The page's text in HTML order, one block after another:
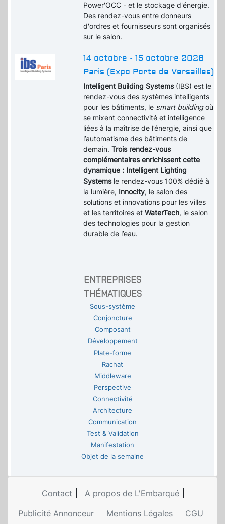
Power'OCC - et le stockage d'énergie.
Des rendez-vous entre donneurs
d'ordres et fournisseurs sont organisés
sur le salon.
14 octobre - 15 octobre 2026
Paris (Expo Porte de Versailles)
Intelligent Building Systems(IBS) est le
rendez-vous des systèmes intelligents
pour les bâtiments, le smart buildingoù
se mixent connectivité et intelligence
liées à la maîtrise de l’énergie, ainsi que
l’automatisme des bâtiments de
demain.Trois rendez-vous
complémentaires enrichissent cette
dynamique : Intelligent Lighting
Systems le rendez-vous 100% dédié à
la lumière, Innocity, le salon des
solutions et innovations pour les villes
et les territoires etWaterTech, le salon
des technologies pour la gestion
durable de l’eau.
ENTREPRISES
THÉMATIQUES
Sous-système
Conjoncture
Composant
Développement
Plate-forme
Rachat
Middleware
Perspective
Connectivité
Architecture
Communication
Test & Validation
Manifestation
Objet de la semaine
Contact
A propos de L'Embarqué
Publicité Annonceur
Mentions Légales CGU